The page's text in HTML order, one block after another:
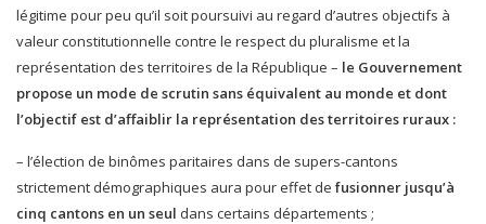
légitime pour peu qu’il soit poursuivi au regard d’autres objectifs à
valeur constitutionnelle contre le respect du pluralisme et la
représentation des territoires de la République – le Gouvernement
propose un mode de scrutin sans équivalent au monde et dont
l’objectif est d’affaiblir la représentation des territoires ruraux :
– l’élection de binômes paritaires dans de supers-cantons
strictement démographiques aura pour effet de fusionner jusqu’à
cinq cantons en un seul dans certains départements ;